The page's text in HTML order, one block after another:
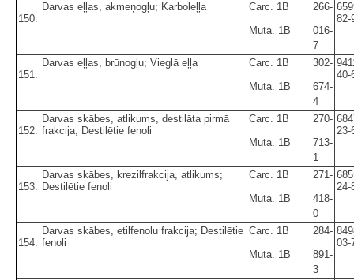
150.
Darvas eļļas, akmeņogļu; Karboleļļa
Carc. 1B
Muta. 1B
266-
016-
7
82-
151.
Darvas eļļas, brūnogļu; Vieglā eļļa
Carc. 1B
Muta. 1B
302-
674-
4
40-
152.
Darvas skābes, atlikums, destilāta pirmā
frakcija; Destilētie fenoli
Carc. 1B
Muta. 1B
270-
713-
1
23-
153.
Darvas skābes, krezilfrakcija, atlikums;
Destilētie fenoli
Carc. 1B
Muta. 1B
271-
418-
0
24-
154.
Darvas skābes, etilfenolu frakcija; Destilētie
fenoli
Carc. 1B
Muta. 1B
284-
891-
3
03-